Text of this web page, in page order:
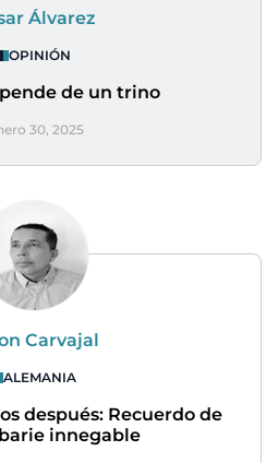
Álvarez
OPINIÓN
de un trino
30, 2025
Carvajal
ALEMANIA
después: Recuerdo de
innegable